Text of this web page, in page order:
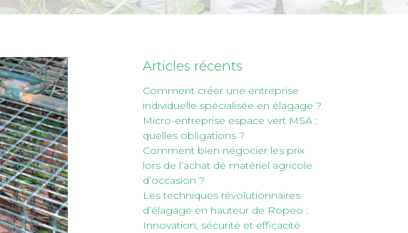
Articles récents
Comment créer une entreprise
individuelle spécialisée en élagage ?
Micro-entreprise espace vert MSA :
quelles obligations ?
Comment bien négocier les prix
lors de l’achat de matériel agricole
d’occasion ?
Les techniques révolutionnaires
d’élagage en hauteur de Ropeo :
Innovation, sécurité et efficacité